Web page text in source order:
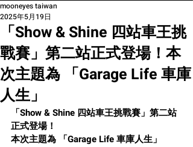
「Show & Shine 四站車王挑
戰賽」第二站正式登場！本
次主題為 「Garage Life 車庫
人生」
mooneyes taiwan
2025年5月19日
「Show & Shine 四站車王挑戰賽」第二站
正式登場！
本次主題為 「Garage Life 車庫人生」